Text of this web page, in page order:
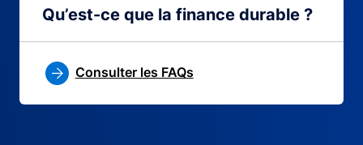
Qu’est-ce que la finance durable ?
Consulter les FAQs